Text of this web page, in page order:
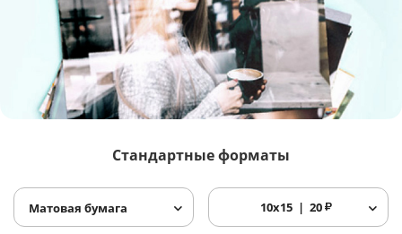
Багетная мастерская
Полиграфия
Услуги и сервис
Стандартные форматы
Матовая бумага 10x15 20₽